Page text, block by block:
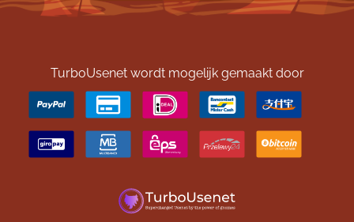
TurboUsenet wordt mogelijk gemaakt door